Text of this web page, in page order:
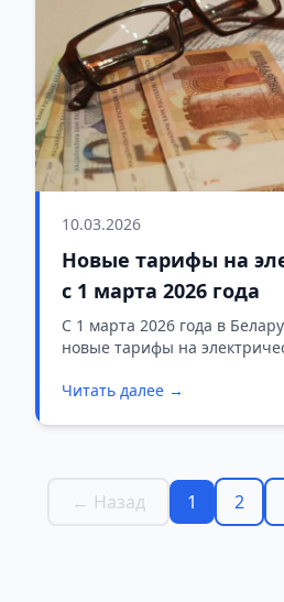
10.03.2026
Новые тарифы на
с 1 марта 2026 года
С 1 марта 2026 года в
новые тарифы на
постановлением Совета
Читать далее →
← Назад 1 2